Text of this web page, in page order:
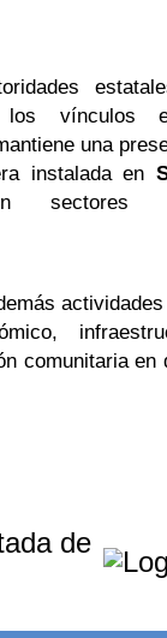
los vínculos
una
instalada en
en sectores
comunitaria en
de